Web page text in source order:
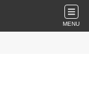
MENU